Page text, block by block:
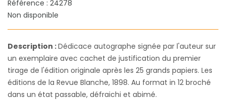
Référence : 24278
Non disponible
Description :Dédicace autographe signée par l'auteur sur
un exemplaire avec cachet de justification du premier
tirage de l'édition originale après les 25 grands papiers. Les
éditions de la Revue Blanche, 1898. Au format in 12 broché
dans un état passable, défraichi et abimé.